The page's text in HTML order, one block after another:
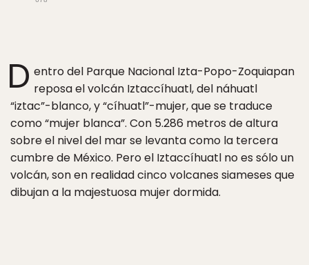
D entro del Parque Nacional Izta-Popo-Zoquiapan
reposa el volcán Iztaccíhuatl, del náhuatl
“iztac”-blanco, y “cíhuatl”-mujer, que se traduce
como “mujer blanca”. Con 5.286 metros de altura
sobre el nivel del mar se levanta como la tercera
cumbre de México. Pero el Iztaccíhuatl no es sólo un
volcán, son en realidad cinco volcanes siameses que
dibujan a la majestuosa mujer dormida.